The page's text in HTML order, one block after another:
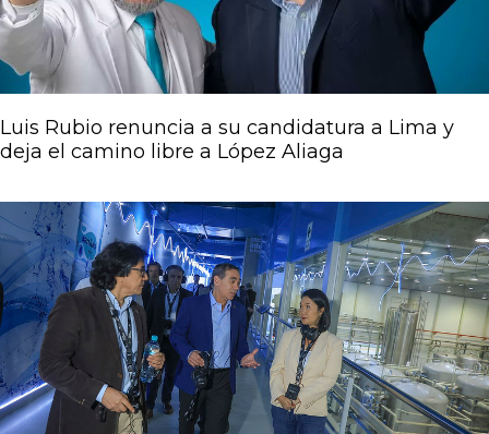
Luis Rubio renuncia a su candidatura a Lima y
deja el camino libre a López Aliaga